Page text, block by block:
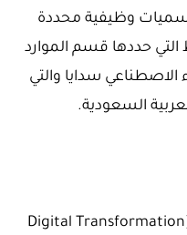
وظيفية محددة
حددها قسم الموارد
الاصطناعي سدايا والتي
السعودية.
مستشار التحول الرقمي. (Digital Transformation